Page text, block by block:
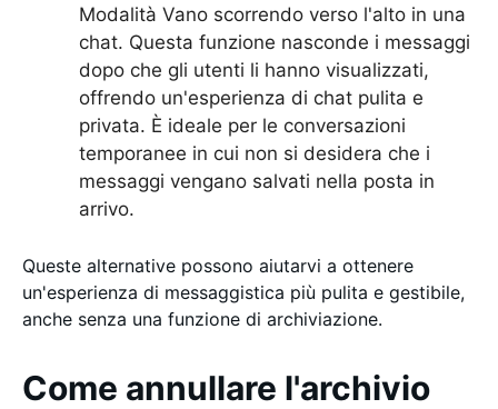
Modalità Vano scorrendo verso l'alto in una
chat. Questa funzione nasconde i messaggi
dopo che gli utenti li hanno visualizzati,
offrendo un'esperienza di chat pulita e
privata. È ideale per le conversazioni
temporanee in cui non si desidera che i
messaggi vengano salvati nella posta in
arrivo.
Queste alternative possono aiutarvi a ottenere
un'esperienza di messaggistica più pulita e gestibile,
anche senza una funzione di archiviazione.
Come annullare l'archivio